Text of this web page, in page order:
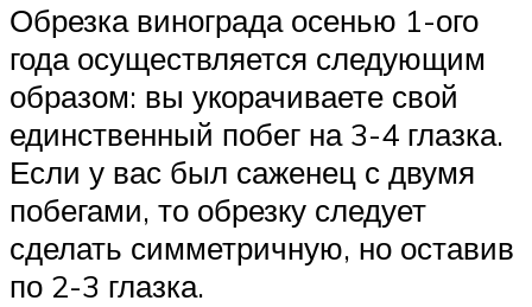
Обрезка винограда осенью 1-ого
года осуществляется следующим
образом: вы укорачиваете свой
единственный побег на 3-4 глазка.
Если у вас был саженец с двумя
побегами, то обрезку следует
сделать симметричную, но оставив
по 2-3 глазка.